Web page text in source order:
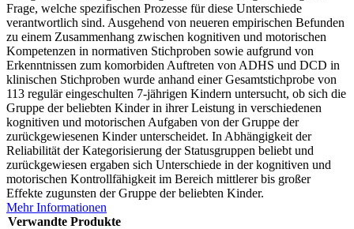
Frage, welche spezifischen Prozesse für diese Unterschiede
verantwortlich sind. Ausgehend von neueren empirischen Befunden
zu einem Zusammenhang zwischen kognitiven und motorischen
Kompetenzen in normativen Stichproben sowie aufgrund von
Erkenntnissen zum komorbiden Auftreten von ADHS und DCD in
klinischen Stichproben wurde anhand einer Gesamtstichprobe von
113 regulär eingeschulten 7-jährigen Kindern untersucht, ob sich die
Gruppe der beliebten Kinder in ihrer Leistung in verschiedenen
kognitiven und motorischen Aufgaben von der Gruppe der
zurückgewiesenen Kinder unterscheidet. In Abhängigkeit der
Reliabilität der Kategorisierung der Statusgruppen beliebt und
zurückgewiesen ergaben sich Unterschiede in der kognitiven und
motorischen Kontrollfähigkeit im Bereich mittlerer bis großer
Effekte zugunsten der Gruppe der beliebten Kinder.
Mehr Informationen
Verwandte Produkte